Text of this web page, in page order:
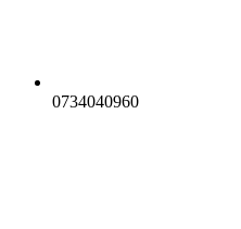
0734040960